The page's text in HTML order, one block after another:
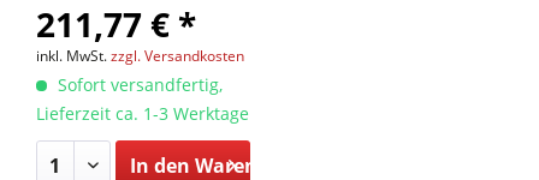
211,77 € *
inkl. MwSt.zzgl. Versandkosten
Sofort versandfertig,
Lieferzeit ca. 1-3 Werktage
In den Warenkorb